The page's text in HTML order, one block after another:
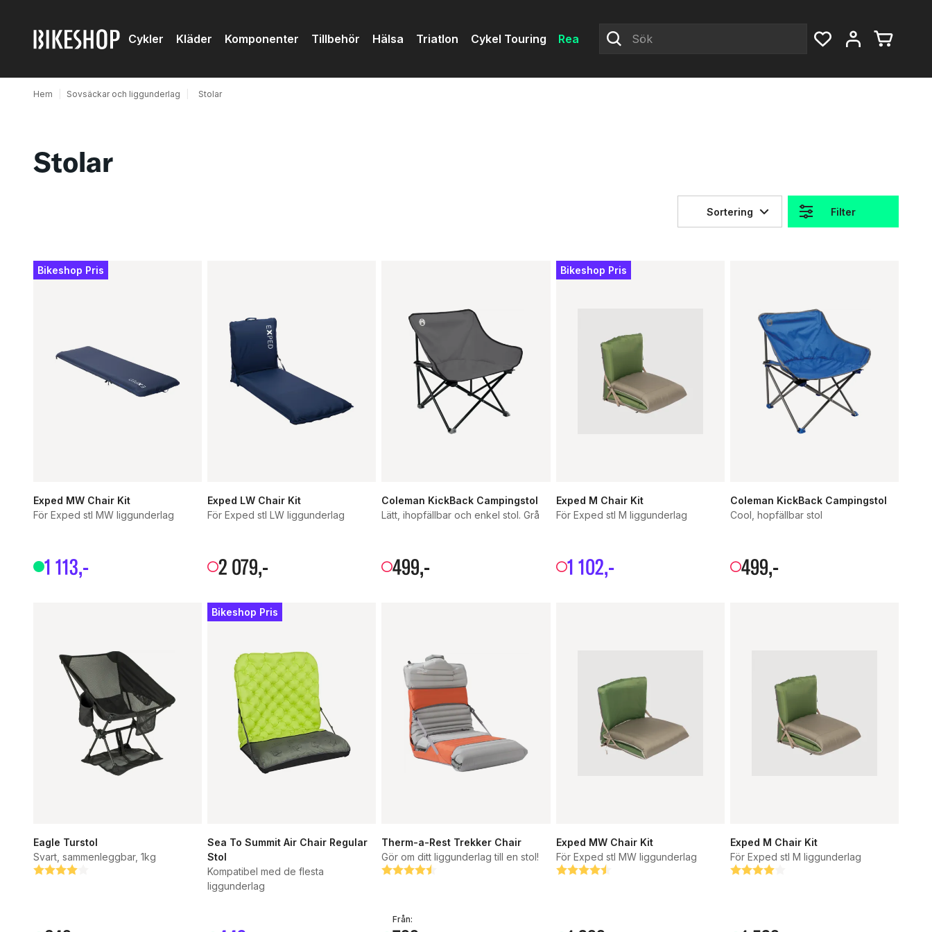
Cykler Kläder Komponenter Tillbehör Hälsa Triatlon Cykel Touring Rea
Hem Sovsäckar och liggunderlag Stolar
Stolar
Filter
Sortering
Produkter
Bikeshop Pris
Exped MW Chair Kit
För Exped stl MW liggunderlag
1 113,-
Exped LW Chair Kit
För Exped stl LW liggunderlag
2 079,-
Coleman KickBack Campingstol
Lätt, ihopfällbar och enkel stol. Grå
499,-
Bikeshop Pris
Exped M Chair Kit
För Exped stl M liggunderlag
1 102,-
Coleman KickBack Campingstol
Cool, hopfällbar stol
499,-
Eagle Turstol
Svart, sammenleggbar, 1kg
Betyg:
4.0 utav 5 stjärnor
Bikeshop Pris
Sea To Summit Air Chair Regular
Stol
Kompatibel med de flesta
liggunderlag
Therm-a-Rest Trekker Chair
Gör om ditt liggunderlag till en stol!
Betyg:
4.3 utav 5 stjärnor
Från:
Exped MW Chair Kit
För Exped stl MW liggunderlag
Betyg:
4.5 utav 5 stjärnor
Exped M Chair Kit
För Exped stl M liggunderlag
Betyg:
4.0 utav 5 stjärnor